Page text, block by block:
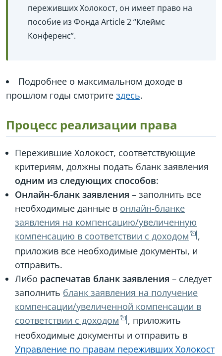
переживших Холокост, он имеет право на
пособие из Фонда Article 2 “Клеймс
Конференс”.
Подробнее о максимальном доходе в
прошлом годы смотрите здесь.
Процесс реализации права
Пережившие Холокост, соответствующие
критериям, должны подать бланк заявления
одним из следующих способов:
Онлайн-бланк заявления – заполнить все
необходимые данные в онлайн-бланке
заявления на компенсацию/увеличенную
компенсацию в соответствии с доходом
,
приложив все необходимые документы, и
отправить.
Либо распечатав бланк заявления – следует
заполнить бланк заявления на получение
компенсации/увеличенной компенсации в
соответствии с доходом
, приложить
необходимые документы и отправить в
Управление по правам переживших Холокост